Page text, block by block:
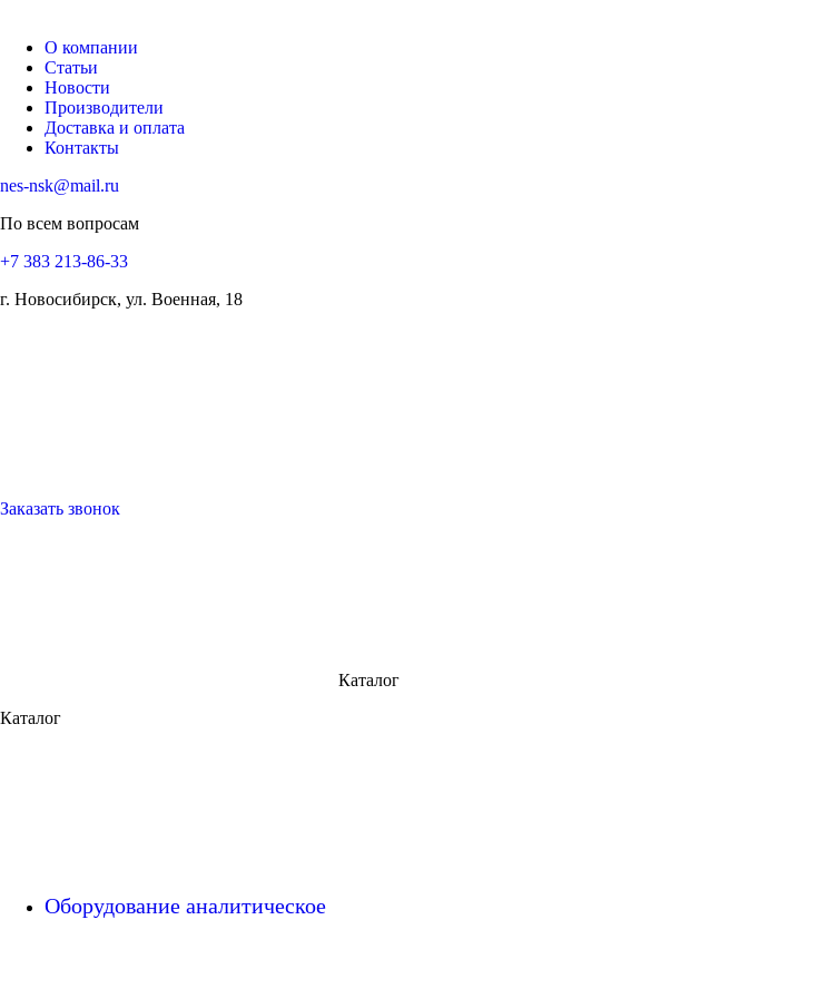
О компании
Статьи
Новости
Производители
Доставка и оплата
Контакты
nes-nsk@mail.ru
По всем вопросам
+7 383 213-86-33
г. Новосибирск, ул. Военная, 18
Заказать звонок
Каталог
Каталог
Оборудование аналитическое